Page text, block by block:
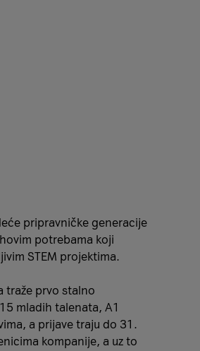
pripravničke generacije
potrebama koji
STEM projektima.
traže prvo stalno
mladih talenata, A1
a prijave traju do 31.
kompanije, a uz to